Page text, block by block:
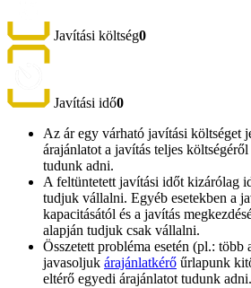
Javítási költség0
Javítási idő0
Az ár egy várható javítási költséget
árajánlatot a javítás teljes
tudunk adni.
A feltüntetett javítási időt kizárólag
tudjuk vállalni. Egyéb esetekben a
kapacitásától és a javítás
alapján tudjuk csak vállalni.
Összetett probléma esetén (pl.: több
javasoljuk árajánlatkérő űrlapunk
eltérő egyedi árajánlatot tudunk adni.